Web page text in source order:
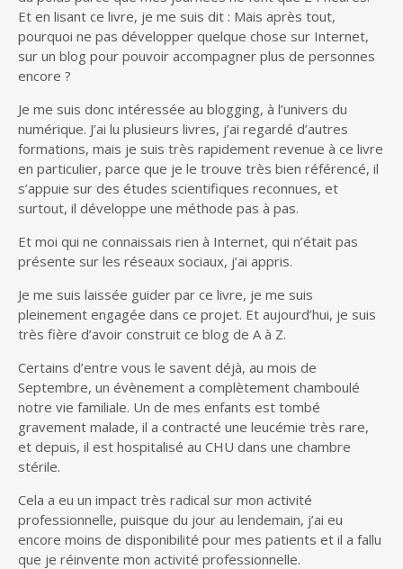
Et en lisant ce livre, je me suis dit : Mais après tout,
pourquoi ne pas développer quelque chose sur Internet,
sur un blog pour pouvoir accompagner plus de personnes
encore ?
Je me suis donc intéressée au blogging, à l’univers du
numérique. J’ai lu plusieurs livres, j’ai regardé d’autres
formations, mais je suis très rapidement revenue à ce livre
en particulier, parce que je le trouve très bien référencé, il
s’appuie sur des études scientifiques reconnues, et
surtout, il développe une méthode pas à pas.
Et moi qui ne connaissais rien à Internet, qui n’était pas
présente sur les réseaux sociaux, j’ai appris.
Je me suis laissée guider par ce livre, je me suis
pleinement engagée dans ce projet. Et aujourd’hui, je suis
très fière d’avoir construit ce blog de A à Z.
Certains d’entre vous le savent déjà, au mois de
Septembre, un évènement a complètement chamboulé
notre vie familiale. Un de mes enfants est tombé
gravement malade, il a contracté une leucémie très rare,
et depuis, il est hospitalisé au CHU dans une chambre
stérile.
Cela a eu un impact très radical sur mon activité
professionnelle, puisque du jour au lendemain, j’ai eu
encore moins de disponibilité pour mes patients et il a fallu
que je réinvente mon activité professionnelle.